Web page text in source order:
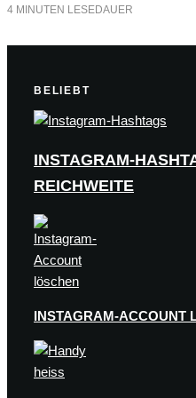
4 MINUTEN LESEDAUER
BELIEBT
INSTAGRAM-
REICHWEITE
INSTAGRAM-ACCOUNT